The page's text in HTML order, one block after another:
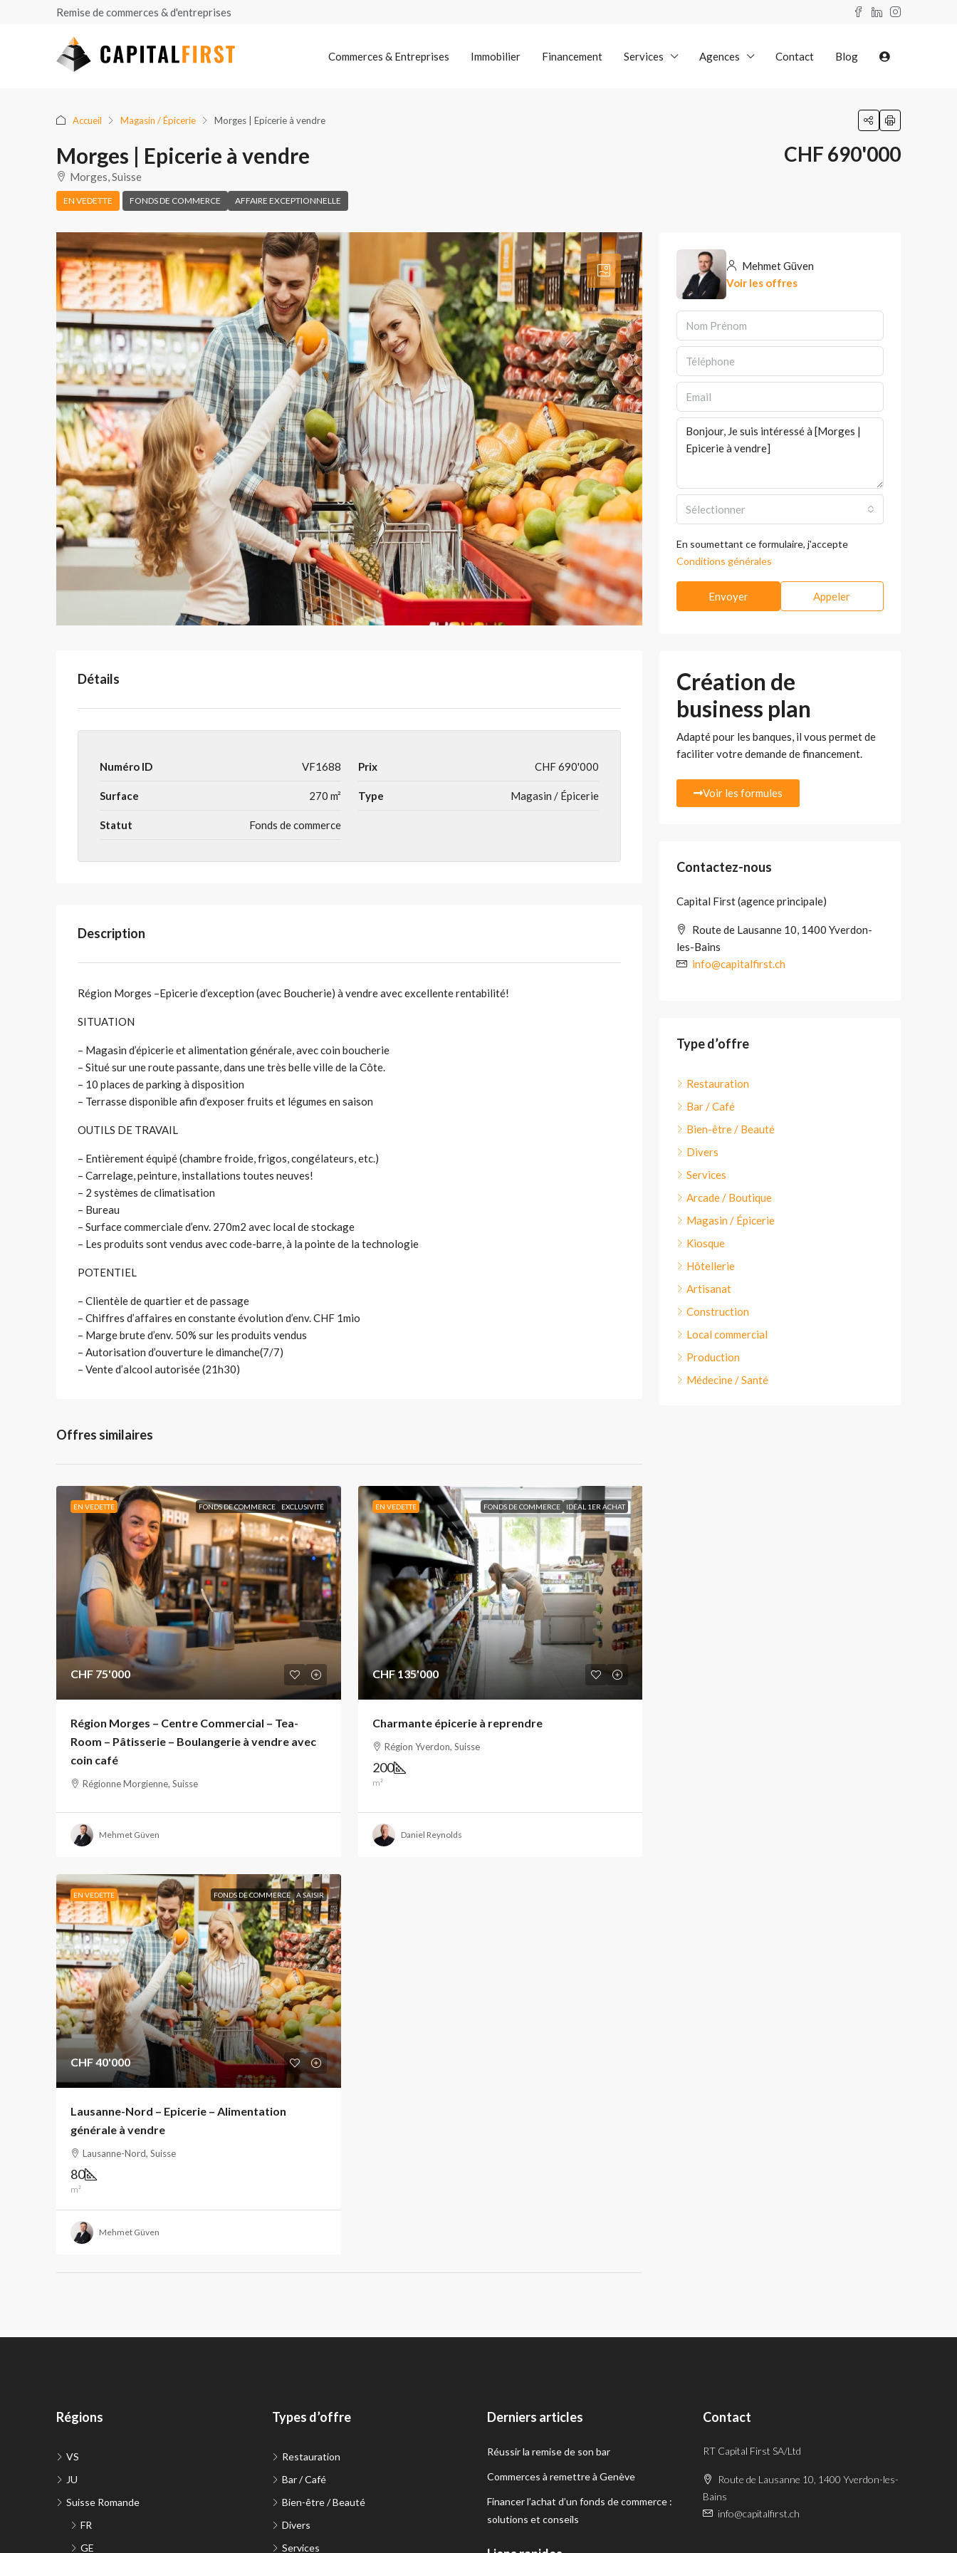
Remise de commerces & d'entreprises
Commerces & Entreprises Immobilier Financement Services Agences Contact Blog
Accueil Magasin / Épicerie Morges | Epicerie à vendre
Morges | Epicerie à vendre
Morges, Suisse
EN VEDETTE FONDS DE COMMERCE AFFAIRE EXCEPTIONNELLE
CHF 690'000
Détails
Numéro ID VF1688 Prix CHF 690'000
Surface 270 m² Type Magasin / Épicerie
Statut Fonds de commerce
Description
Région Morges –Epicerie d’exception (avec Boucherie) à vendre avec excellente rentabilité!
SITUATION
– Magasin d’épicerie et alimentation générale, avec coin boucherie
– Situé sur une route passante, dans une très belle ville de la Côte.
– 10 places de parking à disposition
– Terrasse disponible afin d’exposer fruits et légumes en saison
OUTILS DE TRAVAIL
– Entièrement équipé (chambre froide, frigos, congélateurs, etc.)
– Carrelage, peinture, installations toutes neuves!
– 2 systèmes de climatisation
– Bureau
– Surface commerciale d’env. 270m2 avec local de stockage
– Les produits sont vendus avec code-barre, à la pointe de la technologie
POTENTIEL
– Clientèle de quartier et de passage
– Chiffres d’affaires en constante évolution d’env. CHF 1mio
– Marge brute d’env. 50% sur les produits vendus
– Autorisation d’ouverture le dimanche(7/7)
– Vente d’alcool autorisée (21h30)
Offres similaires
EN VEDETTE FONDS DE COMMERCE EXCLUSIVITÉ
CHF 75'000
Région Morges – Centre Commercial – Tea-
Room – Pâtisserie – Boulangerie à vendre avec
coin café
Régionne Morgienne, Suisse
Mehmet Güven
EN VEDETTE FONDS DE COMMERCE IDÉAL 1ER ACHAT
CHF 135'000
Charmante épicerie à reprendre
Région Yverdon, Suisse
200
m²
Daniel Reynolds
EN VEDETTE FONDS DE COMMERCE A SAISIR
CHF 40'000
Lausanne-Nord – Epicerie – Alimentation
générale à vendre
Lausanne-Nord, Suisse
80
m²
Mehmet Güven
Mehmet Güven
Voir les offres
Sélectionner
En soumettant ce formulaire, j'accepte
Conditions générales
Envoyer Appeler
Création de
business plan
Adapté pour les banques, il vous permet de
faciliter votre demande de financement.
Voir les formules
Contactez-nous
Capital First (agence principale)
Route de Lausanne 10, 1400 Yverdon-
les-Bains
info@capitalfirst.ch
Type d’offre
Restauration
Bar / Café
Bien-être / Beauté
Divers
Services
Arcade / Boutique
Magasin / Épicerie
Kiosque
Hôtellerie
Artisanat
Construction
Local commercial
Production
Médecine / Santé
Régions
VS
JU
Suisse Romande
FR
GE
Types d’offre
Restauration
Bar / Café
Bien-être / Beauté
Divers
Services
Derniers articles
Réussir la remise de son bar
Commerces à remettre à Genève
Financer l’achat d’un fonds de commerce :
solutions et conseils
Contact
RT Capital First SA/Ltd
Route de Lausanne 10, 1400 Yverdon-les-
Bains
info@capitalfirst.ch